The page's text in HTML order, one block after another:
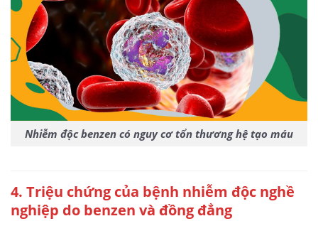
Nhiễm độc benzen có nguy cơ tổn thương hệ tạo máu
4. Triệu chứng của bệnh nhiễm độc nghề
nghiệp do benzen và đồng đẳng